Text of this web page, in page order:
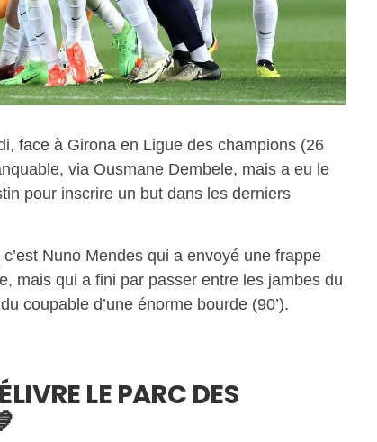
face à Girona en Ligue des champions (26
via Ousmane Dembele, mais a eu le
pour inscrire un but dans les derniers
Nuno Mendes qui a envoyé une frappe
mais qui a fini par passer entre les jambes du
coupable d’une énorme bourde (90’).
LE PARC DES